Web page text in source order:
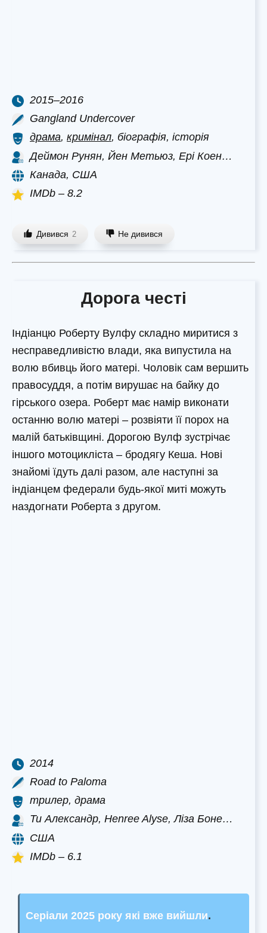
2015–2016
Gangland Undercover
драма, кримінал, біографія, історія
Деймон Рунян, Йен Метьюз, Ері Коен…
Канада, США
IMDb – 8.2
Дивився 2 Не дивився
Дорога честі
Індіанцю Роберту Вулфу складно миритися з
несправедливістю влади, яка випустила на
волю вбивць його матері. Чоловік сам вершить
правосуддя, а потім вирушає на байку до
гірського озера. Роберт має намір виконати
останню волю матері – розвіяти її порох на
малій батьківщині. Дорогою Вулф зустрічає
іншого мотоцикліста – бродягу Кеша. Нові
знайомі їдуть далі разом, але наступні за
індіанцем федерали будь-якої миті можуть
наздогнати Роберта з другом.
2014
Road to Paloma
трилер, драма
Ти Александр, Henree Alyse, Ліза Боне…
США
IMDb – 6.1
Серіали 2025 року які вже вийшли.